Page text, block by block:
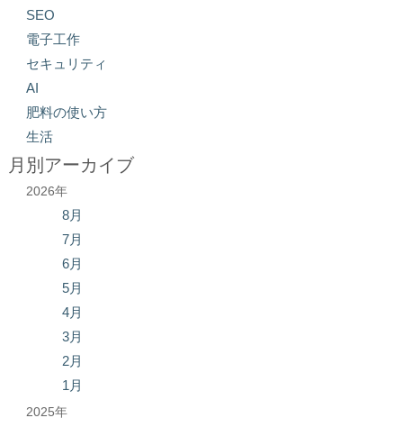
SEO
電子工作
セキュリティ
AI
肥料の使い方
生活
月別アーカイブ
2026年
8月
7月
6月
5月
4月
3月
2月
1月
2025年